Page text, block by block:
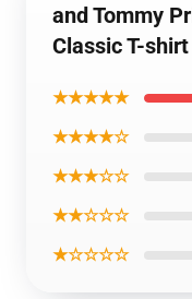
and Tommy
Classic T-shirt
★★★★★
★★★★☆
★★★☆☆
★★☆☆☆
★☆☆☆☆